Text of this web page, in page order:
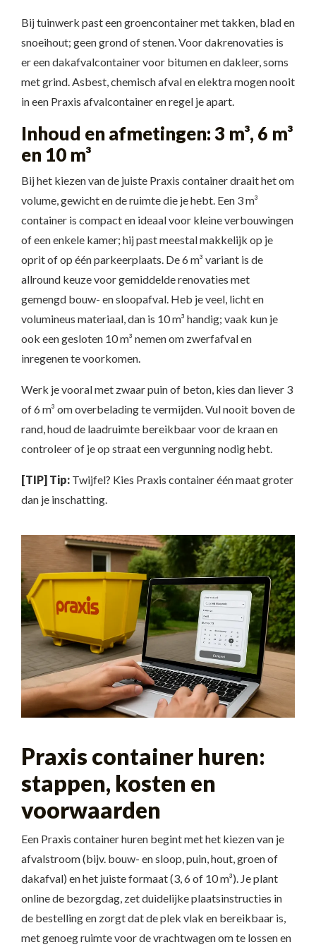
Bij tuinwerk past een groencontainer met takken, blad en
snoeihout; geen grond of stenen. Voor dakrenovaties is
er een dakafvalcontainer voor bitumen en dakleer, soms
met grind. Asbest, chemisch afval en elektra mogen nooit
in een Praxis afvalcontainer en regel je apart.
Inhoud en afmetingen: 3 m³, 6 m³
en 10 m³
Bij het kiezen van de juiste Praxis container draait het om
volume, gewicht en de ruimte die je hebt. Een 3 m³
container is compact en ideaal voor kleine verbouwingen
of een enkele kamer; hij past meestal makkelijk op je
oprit of op één parkeerplaats. De 6 m³ variant is de
allround keuze voor gemiddelde renovaties met
gemengd bouw- en sloopafval. Heb je veel, licht en
volumineus materiaal, dan is 10 m³ handig; vaak kun je
ook een gesloten 10 m³ nemen om zwerfafval en
inregenen te voorkomen.
Werk je vooral met zwaar puin of beton, kies dan liever 3
of 6 m³ om overbelading te vermijden. Vul nooit boven de
rand, houd de laadruimte bereikbaar voor de kraan en
controleer of je op straat een vergunning nodig hebt.
[TIP] Tip: Twijfel? Kies Praxis container één maat groter
dan je inschatting.
Praxis container huren:
stappen, kosten en
voorwaarden
Een Praxis container huren begint met het kiezen van je
afvalstroom (bijv. bouw- en sloop, puin, hout, groen of
dakafval) en het juiste formaat (3, 6 of 10 m³). Je plant
online de bezorgdag, zet duidelijke plaatsinstructies in
de bestelling en zorgt dat de plek vlak en bereikbaar is,
met genoeg ruimte voor de vrachtwagen om te lossen en